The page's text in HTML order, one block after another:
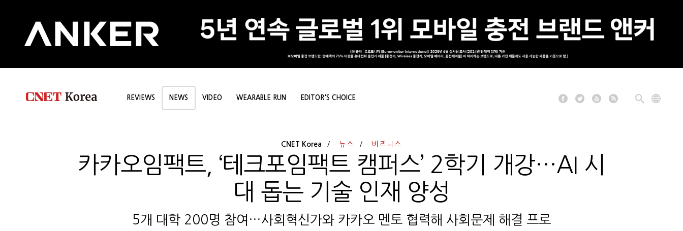
REVIEWS NEWS VIDEO WEARABLE RUN EDITOR'S CHOICE
CNET Korea 뉴스 비즈니스
카카오임팩트, ‘테크포임팩트 캠퍼스’ 2학기 개강…AI 시
대 돕는 기술 인재 양성
5개 대학 200명 참여…사회혁신가와 카카오 멘토 협력해 사회문제 해결 프로